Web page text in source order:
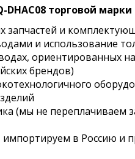
торговой марки
и
и использование
ориентированных
брендов)
(мы не переплачиваем
в Россию и